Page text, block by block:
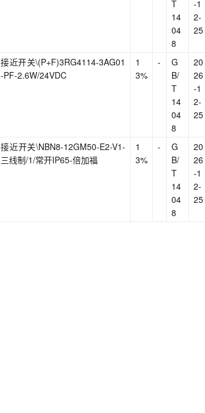
T
14
04
8
-1
2-
25
接近开关\(P+F)3RG4114-3AG01
-PF-2.6W/24VDC
1
3%
-
G
B/
T
14
04
8
20
26
-1
2-
25
接近开关\NBN8-12GM50-E2-V1-
三线制/1/常开IP65-倍加福
1
3%
-
G
B/
T
14
04
8
20
26
-1
2-
25